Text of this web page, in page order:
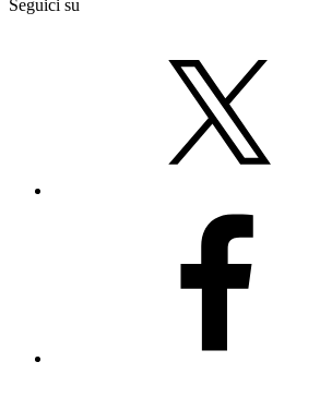
Seguici su